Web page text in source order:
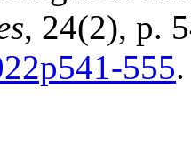
, 24(2), p.
555.